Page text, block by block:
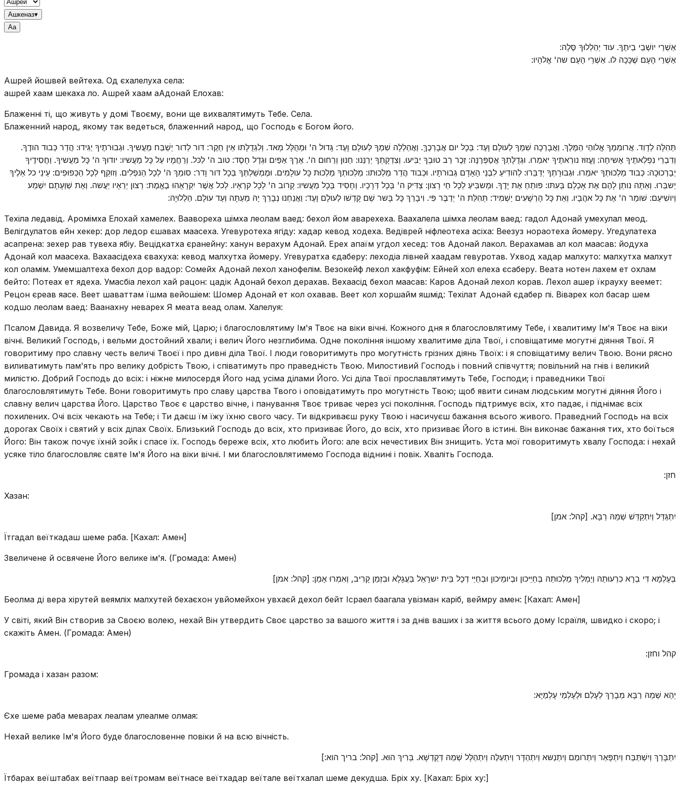
Ашкеназ▾
Aa
אַשְׁרֵי יושְׁבֵי בֵיתֶךָ. עוד יְהַלְלוּךָ סֶּלָה:
אַשְׁרֵי הָעָם שֶׁכָּכָה לּו. אַשְׁרֵי הָעָם שה' אֱלהָיו:
Ашрей йошвей вейтеха. Од єхалелуха села:
ашрей хаам шекаха ло. Ашрей хаам аАдонай Елохав:
Блаженні ті, що живуть у домі Твоєму, вони ще вихвалятимуть Тебе. Села.
Блаженний народ, якому так ведеться, блаженний народ, що Господь є Богом його.
תְּהִלָּה לְדָוִד. אֲרומִמְךָ אֱלוהַי הַמֶּלֶךְ. וַאֲבָרְכָה שִׁמְךָ לְעולָם וָעֶד: בְּכָל יום אֲבָרְכֶךָּ. וַאֲהַלְלָה שִׁמְךָ לְעולָם וָעֶד: גָּדול ה' וּמְהֻלָּל מְאד. וְלִגְדֻלָּתו אֵין חֵקֶר: דּור לְדור יְשַׁבַּח מַעֲשיךָ. וּגְבוּרתֶיךָ יַגִּידוּ: הֲדַר כְּבוד הודֶךָ.
וְדִבְרֵי נִפְלְאתֶיךָ אָשיחָה: וֶעֱזוּז נורְאתֶיךָ יאמֵרוּ. וּגְדֻלָּתְךָ אֲסַפְּרֶנָּה: זֵכֶר רַב טוּבְךָ יַבִּיעוּ. וְצִדְקָתְךָ יְרַנֵּנוּ: חַנּוּן וְרַחוּם ה'. אֶרֶךְ אַפַּיִם וּגְדָל חָסֶד: טוב ה' לַכּל. וְרַחֲמָיו עַל כָּל מַעֲשיו: יודוּךָ ה' כָּל מַעֲשיךָ. וַחֲסִידֶיךָ
יְבָרְכוּכָה: כְּבוד מַלְכוּתְךָ יאמֵרוּ. וּגְבוּרָתְךָ יְדַבֵּרוּ: לְהודִיעַ לִבְנֵי הָאָדָם גְּבוּרתָיו. וּכְבוד הֲדַר מַלְכוּתו: מַלְכוּתְךָ מַלְכוּת כָּל עולָמִים. וּמֶמְשַׁלְתְּךָ בְּכָל דּור וָדר: סומֵךְ ה' לְכָל הַנּפְלִים. וְזוקֵף לְכָל הַכְּפוּפִים: עֵינֵי כל אֵלֶיךָ
יְשבֵּרוּ. וְאַתָּה נותֵן לָהֶם אֶת אָכְלָם בְּעִתּו: פּותֵחַ אֶת יָדֶךָ. וּמַשבִּיעַ לְכָל חַי רָצון: צַדִּיק ה' בְּכָל דְּרָכָיו. וְחָסִיד בְּכָל מַעֲשיו: קָרוב ה' לְכָל קרְאָיו. לְכל אֲשֶׁר יִקְרָאֻהוּ בֶאֱמֶת: רְצון יְרֵאָיו יַעֲשה. וְאֶת שַׁוְעָתָם יִשְׁמַע
וְיושִׁיעֵם: שׁומֵר ה' אֶת כָּל אהֲבָיו. וְאֵת כָּל הָרְשָׁעִים יַשְׁמִיד: תְּהִלַּת ה' יְדַבֶּר פִּי. וִיבָרֵךְ כָּל בָּשר שֵׁם קָדְשׁו לְעולָם וָעֶד: וַאֲנַחְנוּ נְבָרֵךְ יָהּ מֵעַתָּה וְעַד עולָם. הַלְלוּיָהּ:
Техіла ледавід. Аромімха Елохай хамелех. Ваавореха шімха леолам ваед: бехол йом аварехеха. Ваахалела шімха леолам ваед: гадол Адонай умехулал меод.
Велігдулатов ейн хекер: дор ледор єшавах маасеха. Угевуротеха ягіду: хадар кевод ходеха. Ведіврей ніфлеотеха асіха: Веезуз нораотеха йомеру. Угедулатеха
асапрена: зехер рав тувеха ябіу. Вецідкатха єранейну: ханун верахум Адонай. Ерех апаїм угдол хесед: тов Адонай лакол. Верахамав ал кол маасав: йодуха
Адонай кол маасеха. Вахаасідеха євахуха: кевод малхутха йомеру. Угевуратха єдаберу: леходіа лівней хаадам гевуротав. Ухвод хадар малхуто: малхутха малхут
кол оламім. Умемшалтеха бехол дор вадор: Сомейх Адонай лехол ханофелім. Везокейф лехол хакфуфім: Ейней хол елеха єсаберу. Веата нотен лахем ет охлам
бейто: Потеах ет ядеха. Умасбіа лехол хай рацон: цадік Адонай бехол дерахав. Вехаасід бехол маасав: Каров Адонай лехол корав. Лехол ашер їкрауху веемет:
Рецон єреав яасе. Веет шаваттам їшма вейошіем: Шомер Адонай ет кол охавав. Веет кол хоршайм яшмід: Техілат Адонай єдабер пі. Віварех кол басар шем
кодшо леолам ваед: Ваанахну неварех Я меата веад олам. Халелуя:
Псалом Давида. Я возвеличу Тебе, Боже мій, Царю; і благословлятиму Ім'я Твоє на віки вічні. Кожного дня я благословлятиму Тебе, і хвалитиму Ім'я Твоє на віки
вічні. Великий Господь, і вельми достойний хвали; і велич Його незглибима. Одне покоління іншому хвалитиме діла Твої, і сповіщатиме могутні діяння Твої. Я
говоритиму про славну честь величі Твоєї і про дивні діла Твої. І люди говоритимуть про могутність грізних діянь Твоїх: і я сповіщатиму велич Твою. Вони рясно
виливатимуть пам'ять про велику добрість Твою, і співатимуть про праведність Твою. Милостивий Господь і повний співчуття; повільний на гнів і великий
милістю. Добрий Господь до всіх: і ніжне милосердя Його над усіма ділами Його. Усі діла Твої прославлятимуть Тебе, Господи; і праведники Твої
благословлятимуть Тебе. Вони говоритимуть про славу царства Твого і оповідатимуть про могутність Твою; щоб явити синам людським могутні діяння Його і
славну велич царства Його. Царство Твоє є царство вічне, і панування Твоє триває через усі покоління. Господь підтримує всіх, хто падає, і піднімає всіх
похилених. Очі всіх чекають на Тебе; і Ти даєш їм їжу їхню свого часу. Ти відкриваєш руку Твою і насичуєш бажання всього живого. Праведний Господь на всіх
дорогах Своїх і святий у всіх ділах Своїх. Близький Господь до всіх, хто призиває Його, до всіх, хто призиває Його в істині. Він виконає бажання тих, хто боїться
Його: Він також почує їхній зойк і спасе їх. Господь береже всіх, хто любить Його: але всіх нечестивих Він знищить. Уста мої говоритимуть хвалу Господа: і нехай
усяке тіло благословляє святе Ім'я Його на віки вічні. І ми благословлятимемо Господа віднині і повік. Хваліть Господа.
חזן:
Хазан:
יִתְגַּדַּל וְיִתְקַדַּשׁ שְׁמֵהּ רַבָּא. [קהל: אמן]
Їтгадал веїткадаш шеме раба. [Кахал: Амен]
Звеличене й освячене Його велике ім'я. (Громада: Амен)
בְּעָלְמָא דִּי בְרָא כִרְעוּתֵהּ וְיַמְלִיךְ מַלְכוּתֵהּ בְּחַיֵּיכון וּבְיומֵיכון וּבְחַיֵּי דְכָל בֵּית יִשרָאֵל בַּעֲגָלָא וּבִזְמַן קָרִיב, וְאִמְרוּ אָמֵן: [קהל: אמן]
Беолма ді вера хірутей веямліх малхутей бехаєхон увйомейхон увхаєй дехол бейт Ісраел баагала увізман каріб, веймру амен: [Кахал: Амен]
У світі, який Він створив за Своєю волею, нехай Він утвердить Своє царство за вашого життя і за днів ваших і за життя всього дому Ісраїля, швидко і скоро; і
скажіть Амен. (Громада: Амен)
קהל וחזן:
Громада і хазан разом:
יְהֵא שְׁמֵהּ רַבָּא מְבָרַךְ לְעָלַם וּלְעָלְמֵי עָלְמַיָּא:
Єхе шеме раба меварах леалам улеалме олмая:
Нехай велике Ім'я Його буде благословенне повіки й на всю вічність.
יִתְבָּרַךְ וְיִשְׁתַּבַּח וְיִתְפָּאַר וְיִתְרומַם וְיִתְנַשּא וְיִתְהַדָּר וְיִתְעַלֶּה וְיִתְהַלָּל שְׁמֵהּ דְּקֻדְשָׁא. בְּרִיךְ הוּא. [קהל: בריך הוא:]
Їтбарах веїштабах веїтпаар веїтромам веїтнасе веїтхадар веїтале веїтхалал шеме декудша. Бріх ху. [Кахал: Бріх ху:]